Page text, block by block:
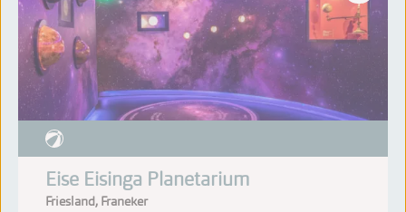
Eise Eisinga Planetarium
Friesland, Franeker